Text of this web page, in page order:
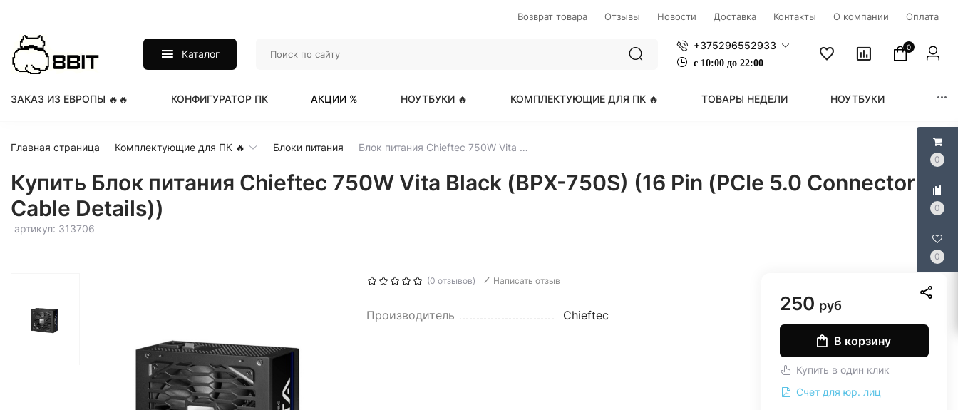
0
0
0
Возврат товара Отзывы Новости Доставка Контакты О компании Оплата
Каталог
+375296552933
с 1 0:00 до 22:00
0
ЗАКАЗ ИЗ ЕВРОПЫ 🔥🔥 КОНФИГУРАТОР ПК АКЦИИ % НОУТБУКИ 🔥 КОМПЛЕКТУЮЩИЕ ДЛЯ ПК 🔥 ТОВАРЫ НЕДЕЛИ НОУТБУКИ
Главная страница Комплектующие для ПК 🔥 Блоки питания Блок питания Chieftec 750W Vita Black (BPX-750S) (16 Pin (PCIe 5.0 Connector Cable Details))
Купить Блок питания Chieftec 750W Vita Black (BPX-750S) (16 Pin (PCIe 5.0 Connector
Cable Details))
артикул: 313706
(0 отзывов) Написать отзыв
Производитель Chieftec
250 руб
В корзину
Купить в один клик
Счет для юр. лиц